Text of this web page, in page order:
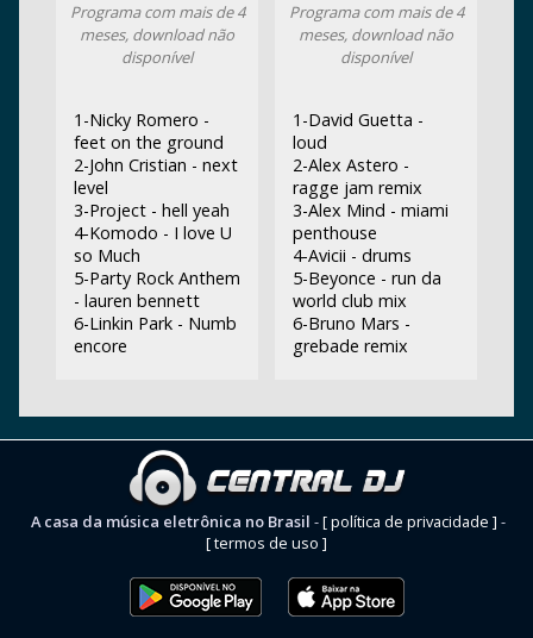
Programa com mais de 4
meses, download não
disponível
1-Nicky Romero -
feet on the ground
2-John Cristian - next
level
3-Project - hell yeah
4-Komodo - I love U
so Much
5-Party Rock Anthem
- lauren bennett
6-Linkin Park - Numb
encore
Programa com mais de 4
meses, download não
disponível
1-David Guetta -
loud
2-Alex Astero -
ragge jam remix
3-Alex Mind - miami
penthouse
4-Avicii - drums
5-Beyonce - run da
world club mix
6-Bruno Mars -
grebade remix
A casa da música eletrônica no Brasil -[ política de privacidade ] -
[ termos de uso ]